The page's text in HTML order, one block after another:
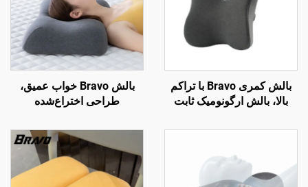
بالش کمری Bravo با تراکم
بالا، بالش ارگونومیک ثابت
تحتانی، بالش کمر B11
بالش Bravo خواب عمیق،
طراحی اختراع‌شده
خواب‌های جانبی، بالش
ارتوپدیک گردنی، بالش فوم
حافظه H8